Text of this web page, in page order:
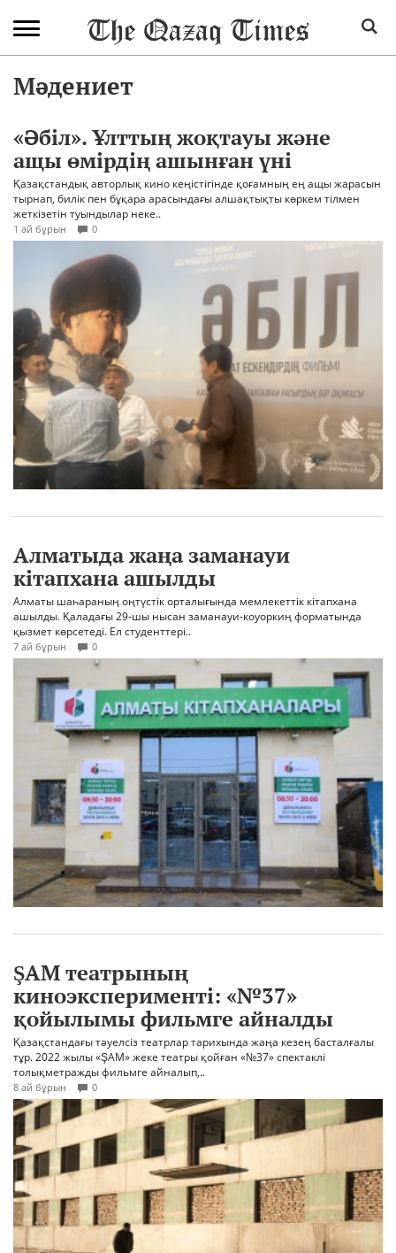
Мәдениет
«Әбіл». Ұлттың жоқтауы және
ащы өмірдің ашынған үні
Қазақстандық авторлық кино кеңістігінде қоғамның ең ащы жарасын
тырнап, билік пен бұқара арасындағы алшақтықты көркем тілмен
жеткізетін туындылар неке..
1 ай бұрын 0
Алматыда жаңа заманауи
кітапхана ашылды
Алматы шаһараның оңтүстік орталығында мемлекеттік кітапхана
ашылды. Қаладағы 29-шы нысан заманауи-коуоркиң форматында
қызмет көрсетеді. Ел студенттері..
7 ай бұрын 0
ŞAM театрының
киноэксперименті: «№37»
қойылымы фильмге айналды
Қазақстандағы тәуелсіз театрлар тарихында жаңа кезең басталғалы
тұр. 2022 жылы «ŞAM» жеке театры қойған «№37» спектаклі
толықметражды фильмге айналып,..
8 ай бұрын 0